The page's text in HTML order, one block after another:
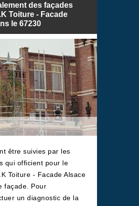
des façades
Toiture - Facade
le 67230
être suivies par les
qui officient pour le
Toiture - Facade Alsace
façade. Pour
un diagnostic de la